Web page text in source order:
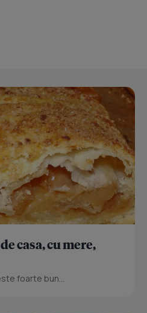
casa, cu mere,
foarte bun...